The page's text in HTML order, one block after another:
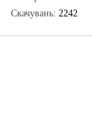
Скачувань: 2242